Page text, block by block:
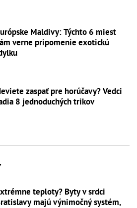
Maldivy: Týchto 6 miest
verne pripomenie exotickú
zaspať pre horúčavy? Vedci
8 jednoduchých trikov
teploty? Byty v srdci
majú výnimočný systém,